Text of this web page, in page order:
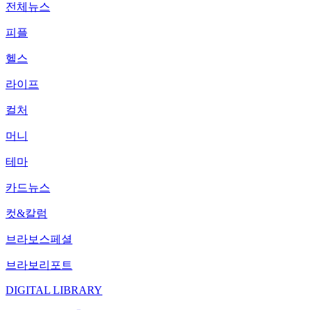
전체뉴스
피플
헬스
라이프
컬처
머니
테마
카드뉴스
컷&칼럼
브라보스페셜
브라보리포트
DIGITAL LIBRARY